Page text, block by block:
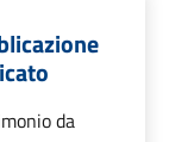
da